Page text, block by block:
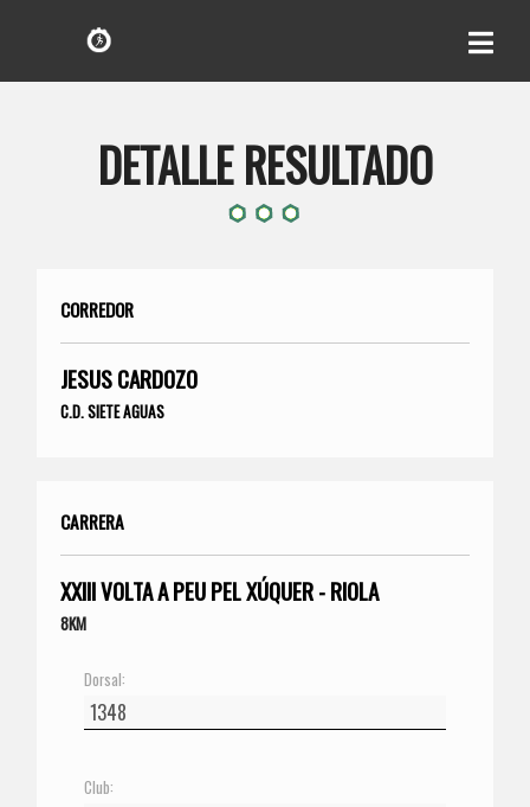
DETALLE RESULTADO
CORREDOR
JESUS CARDOZO
C.D. SIETE AGUAS
CARRERA
XXIII VOLTA A PEU PEL XÚQUER - RIOLA
8KM
Dorsal:
Club: